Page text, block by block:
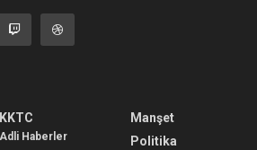
KKTC
Adli Haberler
Manşet
Politika